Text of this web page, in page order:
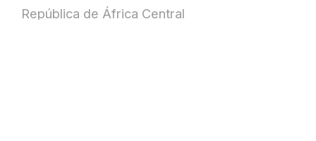
República de África Central